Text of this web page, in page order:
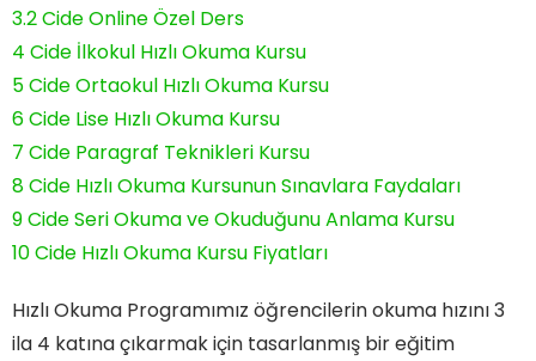
3.2Cide Online Özel Ders
4 Cide İlkokul Hızlı Okuma Kursu
5Cide Ortaokul Hızlı Okuma Kursu
6Cide Lise Hızlı Okuma Kursu
7 Cide Paragraf Teknikleri Kursu
8Cide Hızlı Okuma Kursunun Sınavlara Faydaları
9Cide Seri Okuma ve Okuduğunu Anlama Kursu
10Cide Hızlı Okuma Kursu Fiyatları
Hızlı Okuma Programımız öğrencilerin okuma hızını 3
ila 4 katına çıkarmak için tasarlanmış bir eğitim